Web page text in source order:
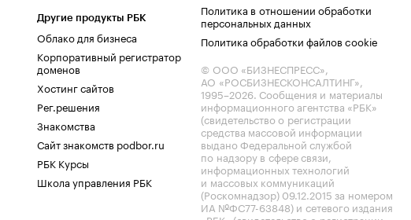
Другие продукты РБК
Облако для бизнеса
Корпоративный регистратор
доменов
Хостинг сайтов
Рег.решения
Знакомства
Сайт знакомств podbor.ru
РБК Курсы
Школа управления РБК
Политика в отношении обработки
персональных данных
Политика обработки файлов cookie
© ООО «БИЗНЕСПРЕСС»,
АО «РОСБИЗНЕСКОНСАЛТИНГ»,
1995–2026. Сообщения и материалы
информационного агентства «РБК»
(свидетельство о регистрации
средства массовой информации
выдано Федеральной службой
по надзору в сфере связи,
информационных технологий
и массовых коммуникаций
(Роскомнадзор) 09.12.2015 за номером
ИА №ФС77-63848) и сетевого издания